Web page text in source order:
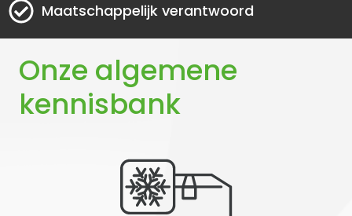
Maatschappelijk verantwoord
Onze algemene
kennisbank